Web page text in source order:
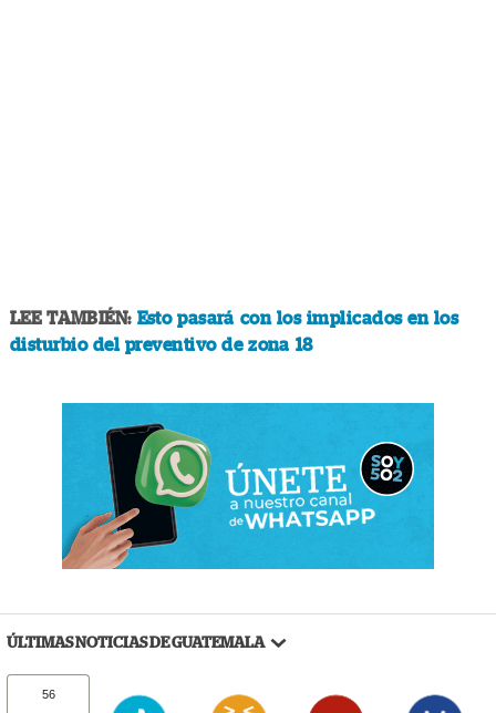
LEE TAMBIÉN: Esto pasará con los implicados en los
disturbio del preventivo de zona 18
ÚLTIMAS NOTICIAS DE GUATEMALA
56